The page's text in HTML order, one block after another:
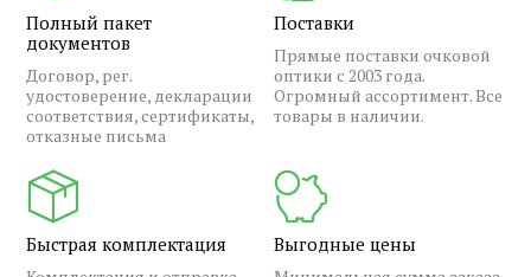
Полный пакет
документов
Договор, рег.
удостоверение, декларации
соответствия, сертификаты,
отказные письма
Поставки
Прямые поставки очковой
оптики с 2003 года.
Огромный ассортимент. Все
товары в наличии.
Быстрая комплектация Выгодные цены